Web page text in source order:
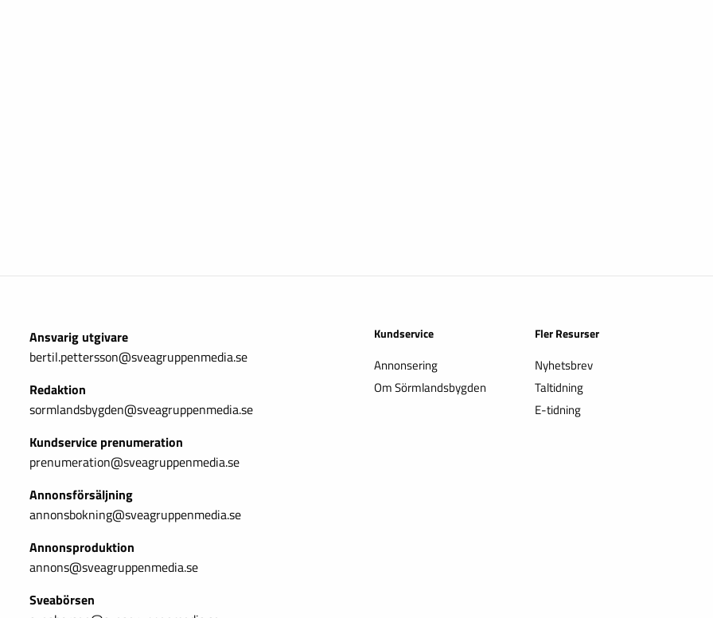
Ansvarig utgivare
bertil.pettersson@sveagruppenmedia.se
Redaktion
sormlandsbygden@sveagruppenmedia.se
Kundservice prenumeration
prenumeration@sveagruppenmedia.se
Annonsförsäljning
annonsbokning@sveagruppenmedia.se
Annonsproduktion
annons@sveagruppenmedia.se
Sveabörsen
Kundservice
Annonsering
Om Sörmlandsbygden
Fler Resurser
Nyhetsbrev
Taltidning
E-tidning